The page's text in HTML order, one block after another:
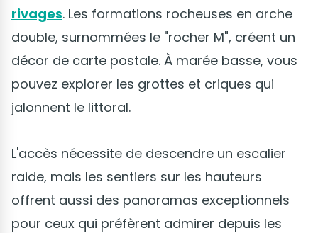
rivages. Les formations rocheuses en arche
double, surnommées le "rocher M", créent un
décor de carte postale. À marée basse, vous
pouvez explorer les grottes et criques qui
jalonnent le littoral.
L'accès nécessite de descendre un escalier
raide, mais les sentiers sur les hauteurs
offrent aussi des panoramas exceptionnels
pour ceux qui préfèrent admirer depuis les